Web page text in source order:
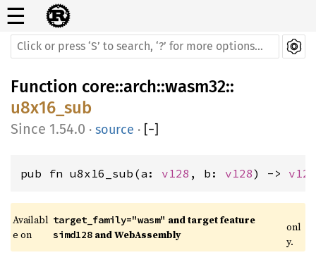
☰
Function core::arch::wasm32::
u8x16_sub
1.54.0 · source · [−]
pub fn u8x16_sub(a: v128 , b: v128) -> v128
Availabl
e on
target_family="wasm" and target feature
simd128 and WebAssembly
onl
y.